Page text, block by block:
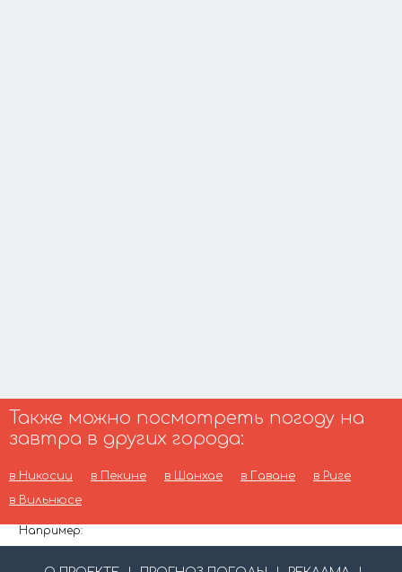
Также можно посмотреть погоду на
завтра в других города:
в Никосии в Пекине в Шанхае в Гаване
в Риге
в Вильнюсе
Например: